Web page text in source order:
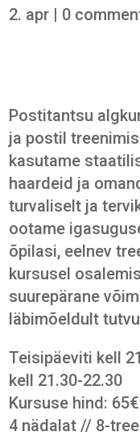
2. apr | 0
Postitantsu
ja postil
kasutame
haardeid ja
turvaliselt ja
ootame
õpilasi, eelnev
kursusel
suurepärane
läbimõeldult
Teisipäeviti kell
kell 21.30-22.30
Kursuse hind: 65€
4 nädalat // 8-